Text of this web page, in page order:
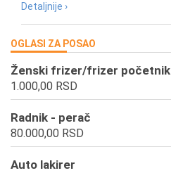
Detaljnije ›
OGLASI ZA POSAO
Ženski frizer/frizer početnik
1.000,00 RSD
Radnik - perač
80.000,00 RSD
Auto lakirer